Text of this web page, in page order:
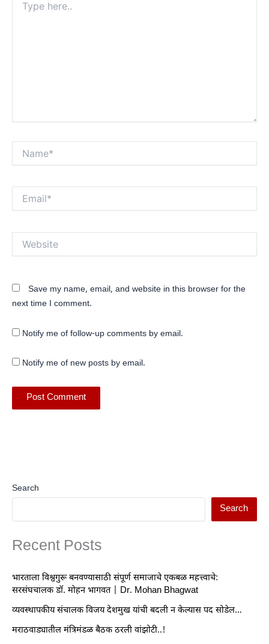
here..
Save my name, email, and website in this browser for the
next time I comment.
Notify me of follow-up comments by email.
Notify me of new posts by email.
Search
Search
Recent Posts
भारताला विश्वगुरू बनवण्यासाठी संपूर्ण समाजाचे एकबळ महत्त्वाचे:
सरसंघचालक डॉ. मोहन भागवत | Dr. Mohan Bhagwat
व्यवस्थापकीय संचालक विजय देशमुख यांची बदली न केल्यास पद सोडेल…
मराठवाड्यातील मंत्रिमंडळ बैठक ठरली वांझोटी..!